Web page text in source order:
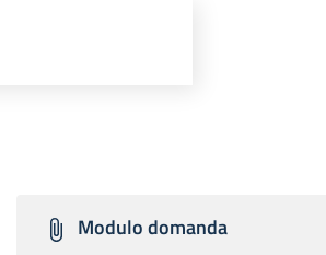
Modulo domanda